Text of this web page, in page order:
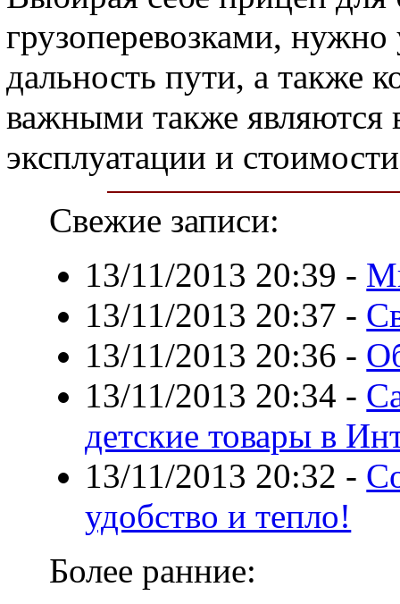
грузоперевозками, нужно
дальность пути, а также
важными также являются
эксплуатации и
Свежие записи:
13/11/2013 20:39 -
13/11/2013 20:37 -
13/11/2013 20:36 -
13/11/2013 20:34 -
детские товары в
13/11/2013 20:32 -
удобство и тепло!
Более ранние: